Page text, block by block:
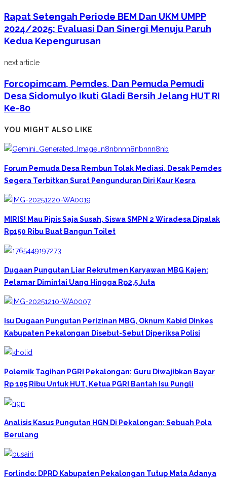
Rapat Setengah Periode BEM Dan UKM UMPP
2024/2025: Evaluasi Dan Sinergi Menuju Paruh
Kedua Kepengurusan
next article
Forcopimcam, Pemdes, Dan Pemuda Pemudi
Desa Sidomulyo Ikuti Gladi Bersih Jelang HUT RI
Ke-80
YOU MIGHT ALSO LIKE
Forum Pemuda Desa Rembun Tolak Mediasi, Desak Pemdes
Segera Terbitkan Surat Pengunduran Diri Kaur Kesra
MIRIS! Mau Pipis Saja Susah, Siswa SMPN 2 Wiradesa Dipalak
Rp150 Ribu Buat Bangun Toilet
Dugaan Pungutan Liar Rekrutmen Karyawan MBG Kajen:
Pelamar Dimintai Uang Hingga Rp2,5 Juta
Isu Dugaan Pungutan Perizinan MBG, Oknum Kabid Dinkes
Kabupaten Pekalongan Disebut-Sebut Diperiksa Polisi
Polemik Tagihan PGRI Pekalongan: Guru Diwajibkan Bayar
Rp 105 Ribu Untuk HUT, Ketua PGRI Bantah Isu Pungli
Analisis Kasus Pungutan HGN Di Pekalongan: Sebuah Pola
Berulang
Forlindo: DPRD Kabupaten Pekalongan Tutup Mata Adanya